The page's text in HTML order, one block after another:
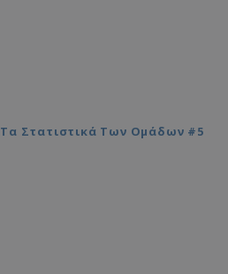
Τα Στατιστικά Των Ομάδων #5